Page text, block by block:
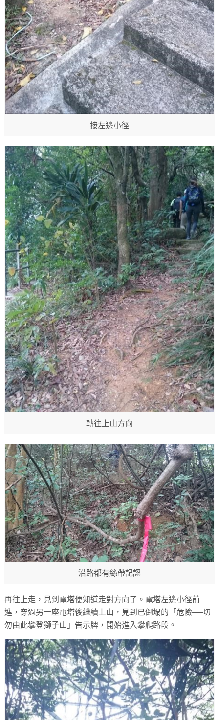
接左邊小徑
轉往上山方向
沿路都有絲帶記認
再往上走，見到電塔便知道走對方向了。電塔左邊小徑前
進，穿過另一座電塔後繼續上山，見到已倒塌的「危險──切
勿由此攀登獅子山」告示牌，開始進入攀爬路段。